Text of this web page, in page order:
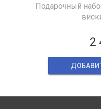
Подарочный
2